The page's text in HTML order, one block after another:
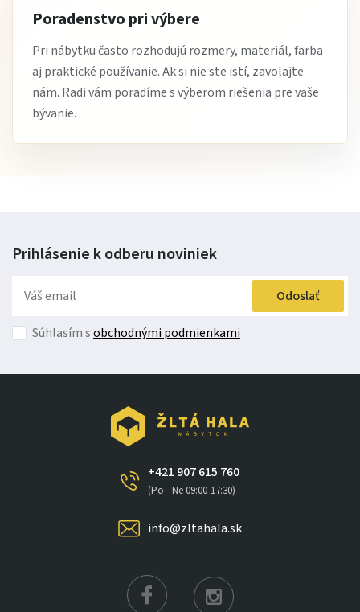
Poradenstvo pri výbere
Pri nábytku často rozhodujú rozmery, materiál, farba
aj praktické používanie. Ak si nie ste istí, zavolajte
nám. Radi vám poradíme s výberom riešenia pre vaše
bývanie.
Prihlásenie k odberu noviniek
Odoslať
Súhlasím sobchodnými podmienkami
+421 907 615 760
(Po - Ne 09:00-17:30)
info@zltahala.sk